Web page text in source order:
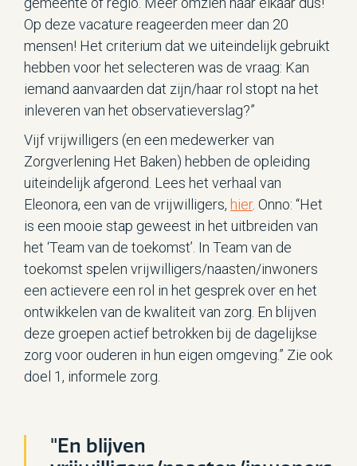
Op deze vacature reageerden meer dan 20
mensen! Het criterium dat we uiteindelijk gebruikt
hebben voor het selecteren was de vraag: Kan
iemand aanvaarden dat zijn/haar rol stopt na het
inleveren van het observatieverslag?”
Vijf vrijwilligers (en een medewerker van
Zorgverlening Het Baken) hebben de opleiding
uiteindelijk afgerond. Lees het verhaal van
Eleonora, een van de vrijwilligers, hier. Onno: “Het
is een mooie stap geweest in het uitbreiden van
het ‘Team van de toekomst’. In Team van de
toekomst spelen vrijwilligers/naasten/inwoners
een actievere een rol in het gesprek over en het
ontwikkelen van de kwaliteit van zorg. En blijven
deze groepen actief betrokken bij de dagelijkse
zorg voor ouderen in hun eigen omgeving.” Zie ook
doel 1, informele zorg.
"En blijven